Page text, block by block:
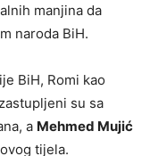
manjina da
naroda BiH.
BiH, Romi kao
su sa
a Mehmed Mujić
tijela.